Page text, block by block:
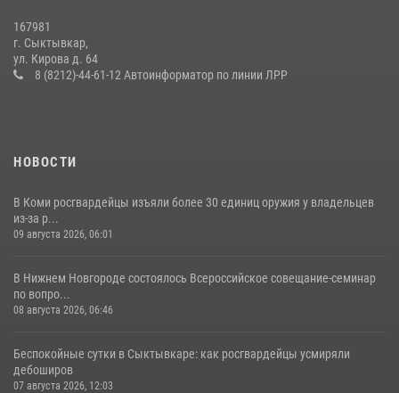
В Коми за неделю росгвардейцы изъяли 44 единицы охотничьего
167981
г. Сыктывкар,
ул. Кирова д. 64
8 (8212)-44-61-12 Автоинформатор по линии ЛРР
НОВОСТИ
В Коми росгвардейцы изъяли более 30 единиц оружия у владельцев
из-за р...
09 августа 2026, 06:01
В Нижнем Новгороде состоялось Всероссийское совещание-семинар
по вопро...
08 августа 2026, 06:46
Беспокойные сутки в Сыктывкаре: как росгвардейцы усмиряли
дебоширов
07 августа 2026, 12:03